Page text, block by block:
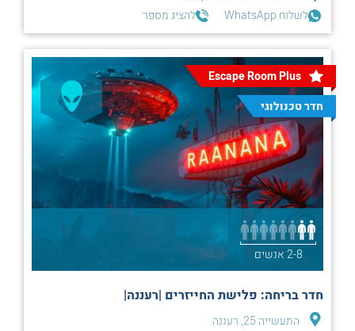
לשלוח WhatsApp
להציג מספר
Escape Room Plus
חדר טכנולוגי
2-8 אנשים
חדר בריחה: פלישת החייזרים |רעננה|
התעשייה 25, רעננה